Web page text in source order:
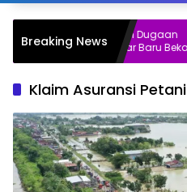
Breaking News
Mitra Patriot Laporkan Dugaan
Penataan Pasar Baru Bekasi ke
Klaim Asuransi Petani